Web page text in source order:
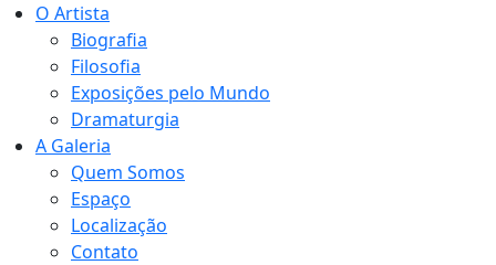
O Artista
Biografia
Filosofia
Exposições pelo Mundo
Dramaturgia
A Galeria
Quem Somos
Espaço
Localização
Contato